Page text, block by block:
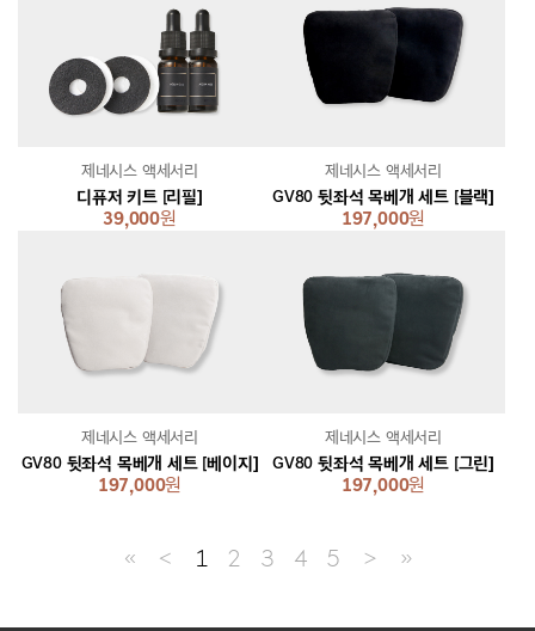
디퓨저 키트 [리필]
39,000원
제네시스 액세서리
GV80 뒷좌석 목베개 세트 [블랙]
197,000원
제네시스 액세서리
GV80 뒷좌석 목베개 세트 [베이지]
197,000원
제네시스 액세서리
GV80 뒷좌석 목베개 세트 [그린]
197,000원
제네시스 액세서리
≪ ＜ 1 2 3 4 5 ＞ ≫